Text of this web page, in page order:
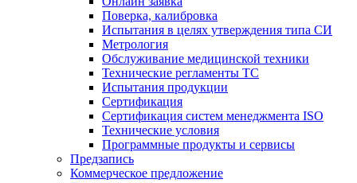
Поверка, калибровка
Испытания в целях утверждения типа СИ
Метрология
Обслуживание медицинской техники
Технические регламенты ТС
Испытания продукции
Сертификация
Сертификация систем менеджмента ISO
Технические условия
Программные продукты и сервисы
Предзапись
Коммерческое предложение